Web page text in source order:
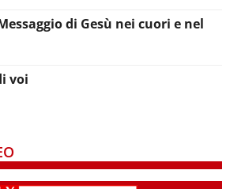
di Gesù nei cuori e nel
voi